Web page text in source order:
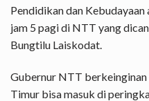
Pendidikan dan Kebudayaan
jam 5 pagi di NTT yang
Bungtilu Laiskodat.
Gubernur NTT berkeinginan
Timur bisa masuk di